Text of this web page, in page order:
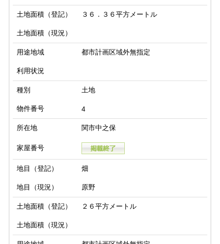
土地面積（登記） ３６．３６平方メートル
土地面積（現況）
用途地域 都市計画区域外無指定
利用状況
種別 土地
物件番号 4
所在地 関市中之保
家屋番号
地目（登記） 畑
地目（現況） 原野
土地面積（登記） ２６平方メートル
土地面積（現況）